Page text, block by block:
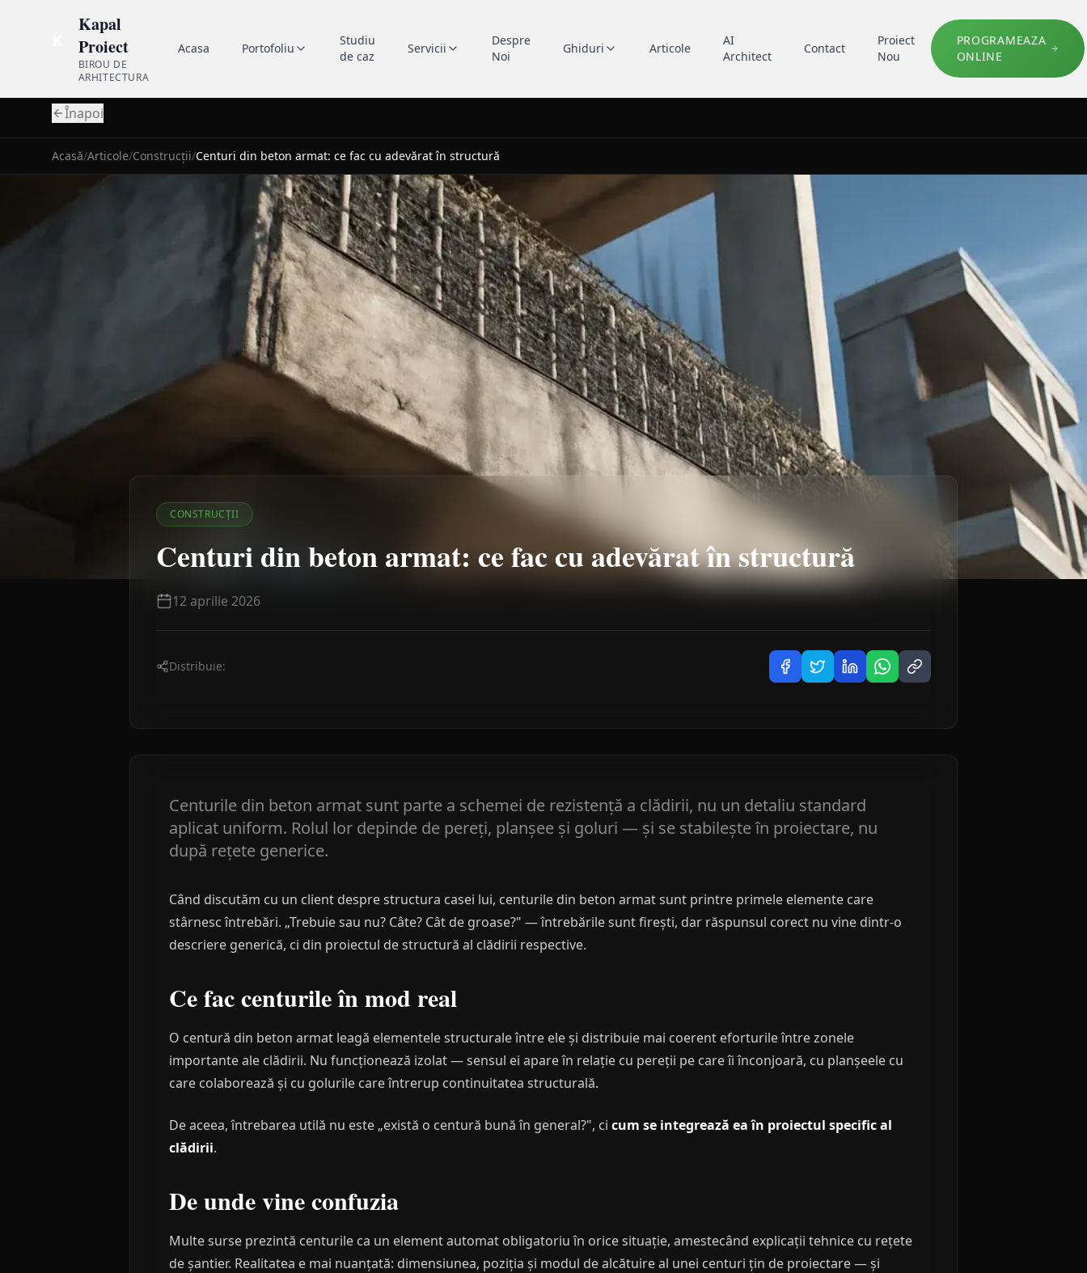
Kapal
Proiect
BIROU DE
ARHITECTURA
Acasa Portofoliu
Studiu
de caz
Servicii
Despre
Noi
Ghiduri Articole
AI
Architect
Contact
Proiect
Nou
PROGRAMEAZA
ONLINE
Înapoi
Acasă/Articole/Construcții/Centuri din beton armat: ce fac cu adevărat în structură
CONSTRUCȚII
Centuri din beton armat: ce fac cu adevărat în structură
12 aprilie 2026
Distribuie:
Centurile din beton armat sunt parte a schemei de rezistență a clădirii, nu un detaliu standard
aplicat uniform. Rolul lor depinde de pereți, planșee și goluri — și se stabilește în proiectare, nu
după rețete generice.
Când discutăm cu un client despre structura casei lui, centurile din beton armat sunt printre primele elemente care
stârnesc întrebări. „Trebuie sau nu? Câte? Cât de groase?" — întrebările sunt firești, dar răspunsul corect nu vine dintr-o
descriere generică, ci din proiectul de structură al clădirii respective.
Ce fac centurile în mod real
O centură din beton armat leagă elementele structurale între ele și distribuie mai coerent eforturile între zonele
importante ale clădirii. Nu funcționează izolat — sensul ei apare în relație cu pereții pe care îi înconjoară, cu planșeele cu
care colaborează și cu golurile care întrerup continuitatea structurală.
De aceea, întrebarea utilă nu este „există o centură bună în general?", ci cum se integrează ea în proiectul specific al
clădirii.
De unde vine confuzia
Multe surse prezintă centurile ca un element automat obligatoriu în orice situație, amestecând explicații tehnice cu rețete
de șantier. Realitatea e mai nuanțată: dimensiunea, poziția și modul de alcătuire al unei centuri țin de proiectare — și